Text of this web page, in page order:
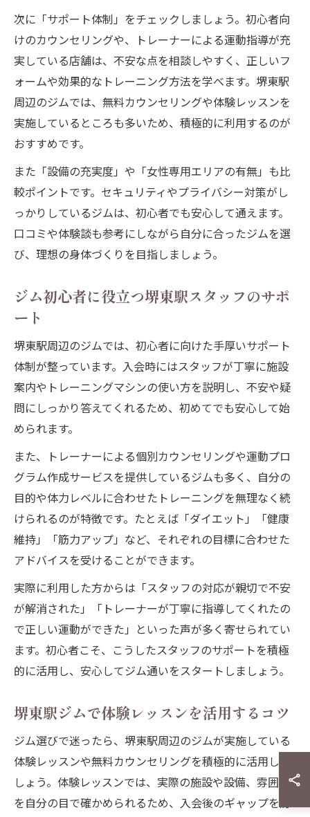
次に「サポート体制」をチェックしましょう。初心者向
けのカウンセリングや、トレーナーによる運動指導が充
実している店舗は、不安な点を相談しやすく、正しいフ
ォームや効果的なトレーニング方法を学べます。堺東駅
周辺のジムでは、無料カウンセリングや体験レッスンを
実施しているところも多いため、積極的に利用するのが
おすすめです。
また「設備の充実度」や「女性専用エリアの有無」も比
較ポイントです。セキュリティやプライバシー対策がし
っかりしているジムは、初心者でも安心して通えます。
口コミや体験談も参考にしながら自分に合ったジムを選
び、理想の身体づくりを目指しましょう。
ジム初心者に役立つ堺東駅スタッフのサポ
ート
堺東駅周辺のジムでは、初心者に向けた手厚いサポート
体制が整っています。入会時にはスタッフが丁寧に施設
案内やトレーニングマシンの使い方を説明し、不安や疑
問にしっかり答えてくれるため、初めてでも安心して始
められます。
また、トレーナーによる個別カウンセリングや運動プロ
グラム作成サービスを提供しているジムも多く、自分の
目的や体力レベルに合わせたトレーニングを無理なく続
けられるのが特徴です。たとえば「ダイエット」「健康
維持」「筋力アップ」など、それぞれの目標に合わせた
アドバイスを受けることができます。
実際に利用した方からは「スタッフの対応が親切で不安
が解消された」「トレーナーが丁寧に指導してくれたの
で正しい運動ができた」といった声が多く寄せられてい
ます。初心者こそ、こうしたスタッフのサポートを積極
的に活用し、安心してジム通いをスタートしましょう。
堺東駅ジムで体験レッスンを活用するコツ
ジム選びで迷ったら、堺東駅周辺のジムが実施している
体験レッスンや無料カウンセリングを積極的に活用しま
しょう。体験レッスンでは、実際の施設や設備、雰囲気
を自分の目で確かめられるため、入会後のギャップを防